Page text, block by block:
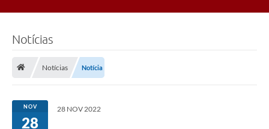
Notícias
Notícias Notícia
NOV
28
28 NOV 2022